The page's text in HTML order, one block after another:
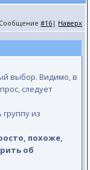
Сообщение#16 | Наверх
выбор. Видимо, в
следует
из
похоже,
об